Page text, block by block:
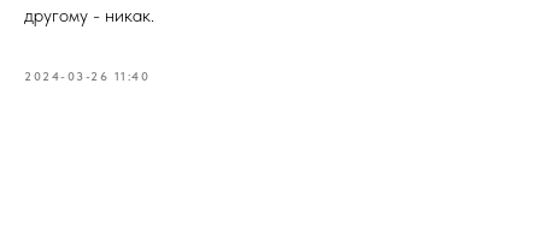
другому - никак.
2024-03-26 11:40